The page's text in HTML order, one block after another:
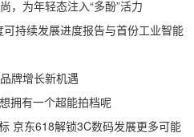
，为年轻态注入“多酚”活力
持续发展进度报告与首份工业智能
牌增长新机遇
拥有一个超能拍档呢
京东618解锁3C数码发展更多可能